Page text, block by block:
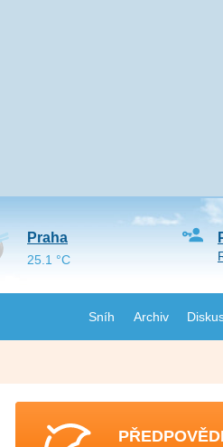
Sníh Archiv
Praha
25.1 °C